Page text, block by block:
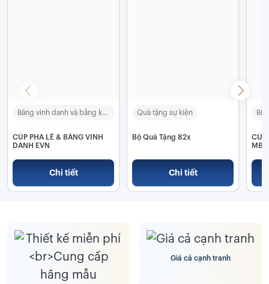
Bảng vinh danh và bằng khen
CÚP PHA LÊ & BẢNG VINH
DANH EVN
Chi tiết
Quà tặng sự kiện
Bộ Quà Tặng 82x
Chi tiết
CÚP
MBS
Giá cả cạnh tranh